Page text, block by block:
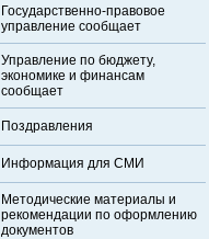
Государственно-правовое
управление сообщает
Управление по бюджету,
экономике и финансам
сообщает
Поздравления
Информация для СМИ
Методические материалы и
рекомендации по оформлению
документов